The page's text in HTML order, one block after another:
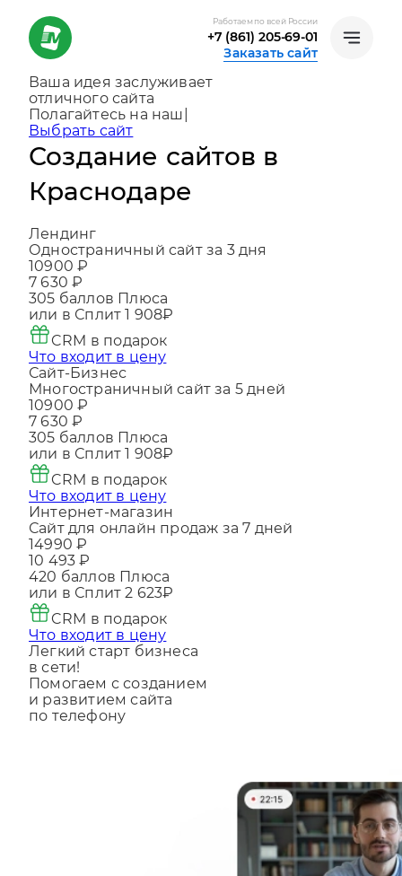
Работаем по всей России
+7 (861) 205-69-01
Заказать сайт
Ваша идея заслуживает
отличного сайта
Создаем, консультируем и помогаем
развиваться|
Выбрать сайт
Создание сайтов в
Краснодаре
Лендинг
Одностраничный сайт за 3 дня
10900 ₽
7 630 ₽
305баллов Плюса
или в Сплит
CRM в подарок
Что входит в цену
Сайт-Бизнес
Многостраничный сайт за 5 дней
10900 ₽
7 630 ₽
305баллов Плюса
или в Сплит
CRM в подарок
Что входит в цену
Интернет-магазин
Сайт для онлайн продаж за 7 дней
14990 ₽
10 493 ₽
420 баллов Плюса
или в Сплит
CRM в подарок
Что входит в цену
Легкий старт бизнеса
в сети!
Помогаем с созданием
и развитием сайта